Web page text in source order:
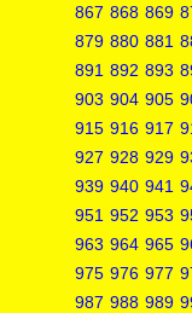
867 868 869
879 880 881
891 892 893
903 904 905
915 916 917
927 928 929
939 940 941
951 952 953
963 964 965
975 976 977
987 988 989